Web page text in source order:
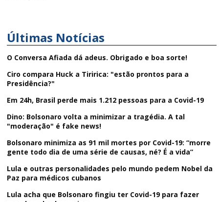
Últimas Notícias
O Conversa Afiada dá adeus. Obrigado e boa sorte!
Ciro compara Huck a Tiririca: "estão prontos para a
Presidência?"
Em 24h, Brasil perde mais 1.212 pessoas para a Covid-19
Dino: Bolsonaro volta a minimizar a tragédia. A tal
"moderação" é fake news!
Bolsonaro minimiza as 91 mil mortes por Covid-19: “morre
gente todo dia de uma série de causas, né? É a vida”
Lula e outras personalidades pelo mundo pedem Nobel da
Paz para médicos cubanos
Lula acha que Bolsonaro fingiu ter Covid-19 para fazer